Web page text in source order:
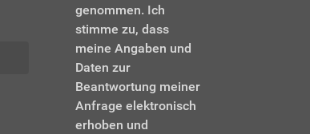
genommen. Ich
stimme zu, dass
meine Angaben und
Daten zur
Beantwortung meiner
Anfrage elektronisch
erhoben und